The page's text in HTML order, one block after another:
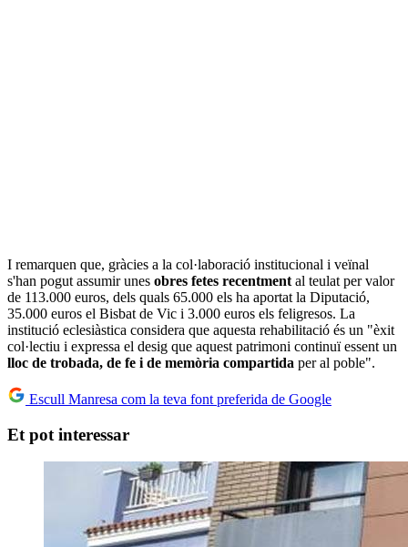
I remarquen que, gràcies a la col·laboració institucional i veïnal
s'han pogut assumir unes obres fetes recentment al teulat per valor
de 113.000 euros, dels quals 65.000 els ha aportat la Diputació,
35.000 euros el Bisbat de Vic i 3.000 euros els feligresos. La
institució eclesiàstica considera que aquesta rehabilitació és un "èxit
col·lectiu i expressa el desig que aquest patrimoni continuï essent un
lloc de trobada, de fe i de memòria compartida per al poble".
Escull Manresa com la teva font preferida de Google
Et pot interessar